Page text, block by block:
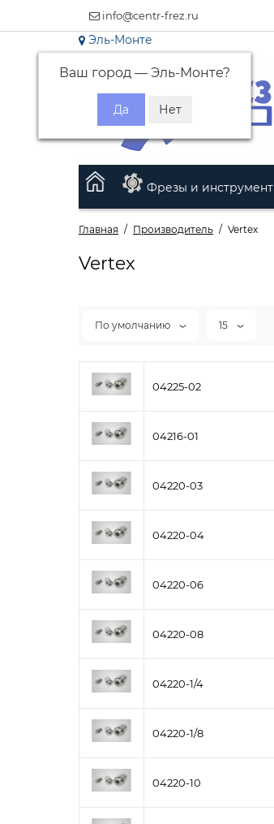
info@centr-frez.ru
Эль-Монте
Ваш город — Эль-Монте?
Фрезы и инструмент
Главная Производитель Vertex
Vertex
По умолчанию 15
04225-02
04216-01
04220-03
04220-04
04220-06
04220-08
04220-1/4
04220-1/8
04220-10